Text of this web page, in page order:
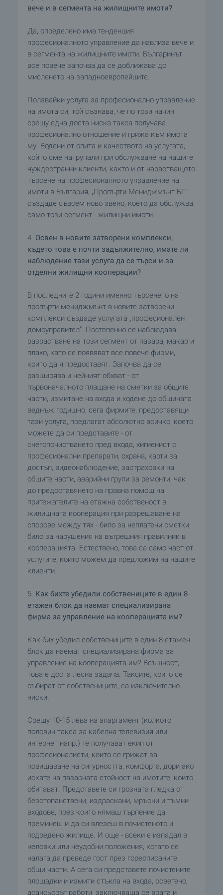
вече и в сегмента на жилищните имоти?
Да, определено има тенденция
професионалното управление да навлиза вече и
в сегмента на жилищните имоти. Българинът
все повече започва да се доближава до
мисленето на западноевропейците.
Ползвайки услуга за професионално управление
на имота си, той съзнава, че по този начин
срещу една доста ниска такса получава
професионално отношение и грижа към имота
му. Водени от опита и качеството на услугата,
който сме натрупали при обслужване на нашите
чуждестранни клиенти, както и от нарастващото
търсене на професионалното управление на
имоти в България, „Пропърти Мениджмънт БГ"
създаде съвсем ново звено, което да обслужва
само този сегмент - жилищни имоти.
4. Освен в новите затворени комплекси,
където това е почти задължително, имате ли
наблюдение тази услуга да се търси и за
отделни жилищни кооперации?
В последните 2 години именно търсенето на
пропърти мениджмънт в новите затворени
комплекси създаде услугата „професионален
домоуправител". Постепенно се наблюдава
разрастване на този сегмент от пазара, макар и
плахо, като се появяват все повече фирми,
които да я предоставят. Започва да се
разширява и нейният обхват - от
първоначалното плащане на сметки за общите
части, измитане на входа и ходене до общината
веднъж годишно, сега фирмите, предоставящи
тази услуга, предлагат абсолютно всичко, което
можете да си представите - от
снегопочистването пред входа, хигиенист с
професионални препарати, охрана, карти за
достъп, видеонаблюдение, застраховки на
общите части, аварийни групи за ремонти, чак
до предоставянето на правна помощ на
притежателите на етажна собственост в
жилищната кооперация при разрешаване на
спорове между тях - било за неплатени сметки,
било за нарушения на вътрешния правилник в
кооперацията. Естествено, това са само част от
услугите, които можем да предложим на нашите
клиенти.
5. Как бихте убедили собствениците в един 8-
етажен блок да наемат специализирана
фирма за управление на кооперацията им?
Как бих убедил собствениците в един 8-етажен
блок да наемат специализирана фирма за
управление на кооперацията им? Всъщност,
това е доста лесна задача. Таксите, които се
събират от собствениците, са изключително
ниски.
Срещу 10-15 лева на апартамент (колкото
половин такса за кабелна телевизия или
интернет напр.) те получават екип от
професионалисти, които се грижат за
повишаване на сигурността, комфорта, дори ако
искате на пазарната стойност на имотите, които
обитават. Представете си грозната гледка от
безстопанствени, издраскани, мръсни и тъмни
входове, през които нямаш търпение да
преминеш и да си влезеш в почистеното и
подредено жилище. И още - всеки е изпадал в
неловки или неудобни положения, когато се
налага да преведе гост през гореописаните
общи части. А сега си представете почистените
площадки и измити стъкла на входа, осветено,
асансьорът работи, заключваща се врата и